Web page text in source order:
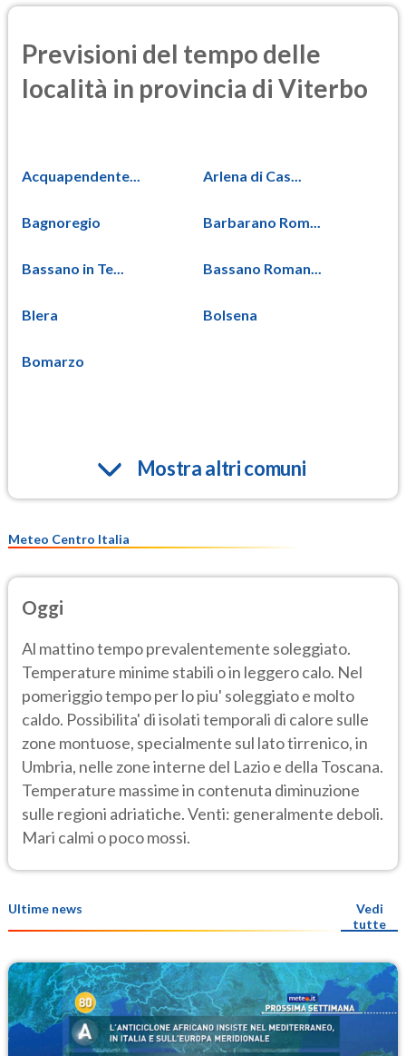
Previsioni del tempo delle
località in provincia di Viterbo
Acquapendente... Arlena di Cas...
Bagnoregio Barbarano Rom...
Bassano in Te... Bassano Roman...
Blera Bolsena
Bomarzo
Mostra altri comuni
Meteo Centro Italia
Oggi
Al mattino tempo prevalentemente soleggiato.
Temperature minime stabili o in leggero calo. Nel
pomeriggio tempo per lo piu' soleggiato e molto
caldo. Possibilita' di isolati temporali di calore sulle
zone montuose, specialmente sul lato tirrenico, in
Umbria, nelle zone interne del Lazio e della Toscana.
Temperature massime in contenuta diminuzione
sulle regioni adriatiche. Venti: generalmente deboli.
Mari calmi o poco mossi.
Ultime news
Vedi
tutte